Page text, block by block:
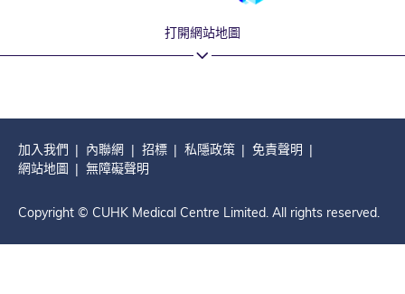
打開網站地圖
加入我們 內聯網 招標 私隱政策
免責聲明
網站地圖
無障礙聲明
Copyright © CUHK Medical Centre Limited. All rights reserved.